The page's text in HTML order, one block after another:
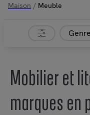
Maison / Meuble
Genre
Mobilier et
marques en